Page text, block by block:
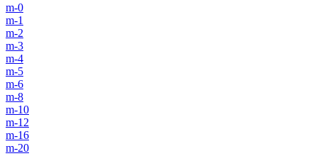
m-0
m-1
m-2
m-3
m-4
m-5
m-6
m-8
m-10
m-12
m-16
m-20